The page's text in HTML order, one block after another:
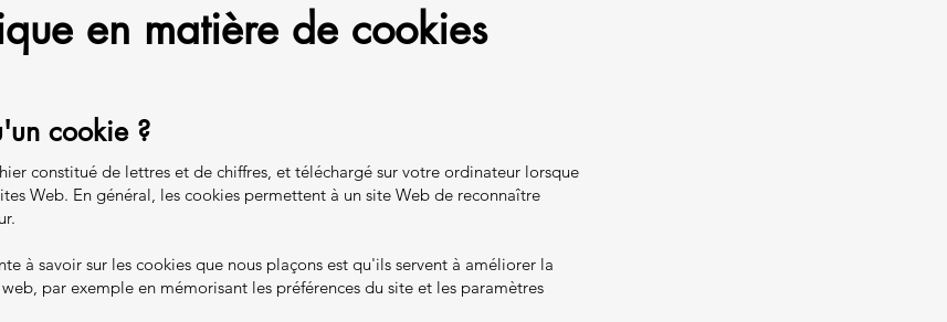
en matière de cookies
cookie ?
constitué de lettres et de chiffres, et téléchargé sur votre ordinateur lorsque
Web. En général, les cookies permettent à un site Web de reconnaître
à savoir sur les cookies que nous plaçons est qu'ils servent à améliorer la
par exemple en mémorisant les préférences du site et les paramètres